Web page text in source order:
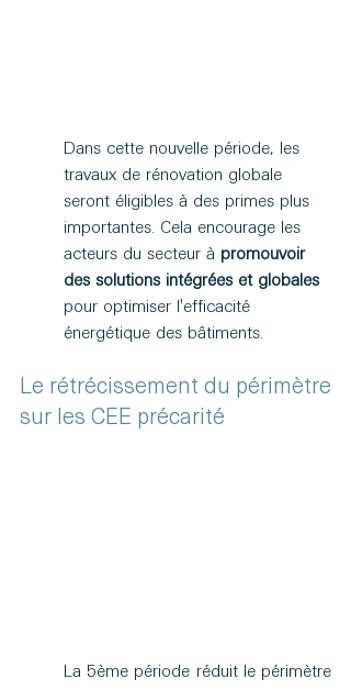
Dans cette nouvelle période, les
travaux de rénovation globale
seront éligibles à des primes plus
importantes. Cela encourage les
acteurs du secteur à promouvoir
des solutions intégrées et globales
pour optimiser l'efficacité
énergétique des bâtiments.
Le rétrécissement du périmètre
sur les CEE précarité
La 5ème période réduit le périmètre